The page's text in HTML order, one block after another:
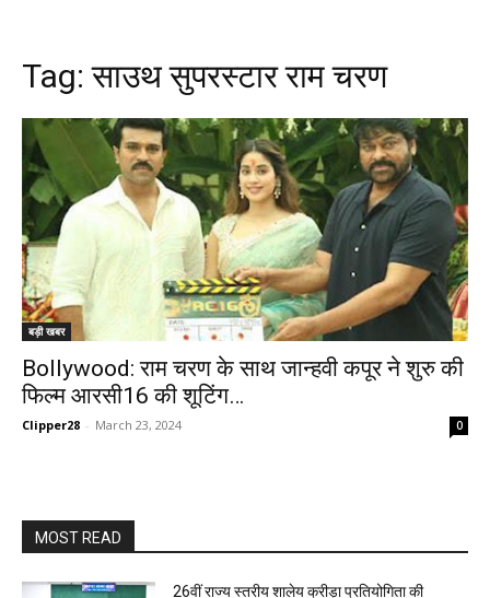
Tag:साउथ सुपरस्टार राम चरण
बड़ी खबर
Bollywood: राम चरण के साथ जान्हवी कपूर ने शुरु की
फिल्म आरसी16 की शूटिंग…
Clipper28 - March 23, 2024 0
MOST READ
26वीं राज्य स्तरीय शालेय क्रीड़ा प्रतियोगिता की